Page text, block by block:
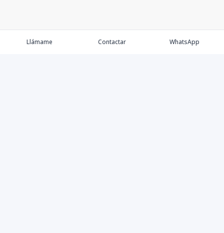
Llámame Contactar WhatsApp